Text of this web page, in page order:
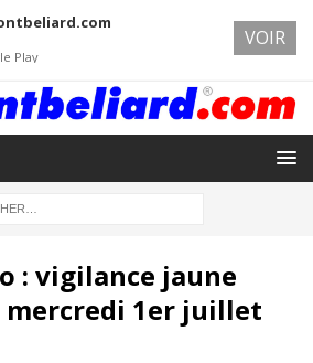
: vigilance jaune
mercredi 1er juillet
Play
VOIR